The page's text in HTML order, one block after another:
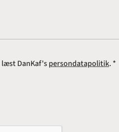
DanKaf'spersondatapolitik. *